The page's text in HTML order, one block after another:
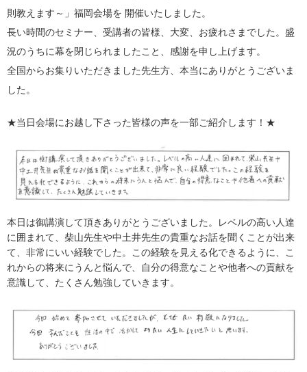
則教えます～」福岡会場を 開催いたしました。
長い時間のセミナー、受講者の皆様、大変、お疲れさまでした。盛
況のうちに幕を閉じられましたこと、感謝を申し上げます。
全国からお集りいただきました先生方、本当にありがとうございま
した。
★当日会場にお越し下さった皆様の声を一部ご紹介します！★
本日は御講演して頂きありがとうございました。レベルの高い人達
に囲まれて、柴山先生や中土井先生の貴重なお話を聞くことが出来
て、非常にいい経験でした。この経験を見える化できるように、こ
れからの将来にうんと悩んで、自分の得意なことや他者への貢献を
意識して、たくさん勉強していきます。